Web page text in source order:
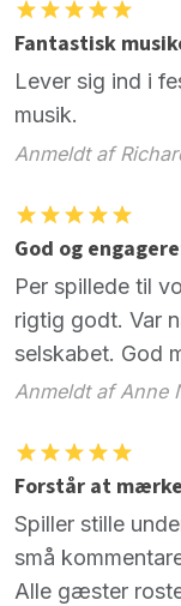
Fantastisk
Lever sig ind i
musik.
Anmeldt af
God og
Per spillede til
rigtig godt. Var
selskabet. God
Anmeldt af Anne
Forstår at
Spiller stille
små
Alle gæster